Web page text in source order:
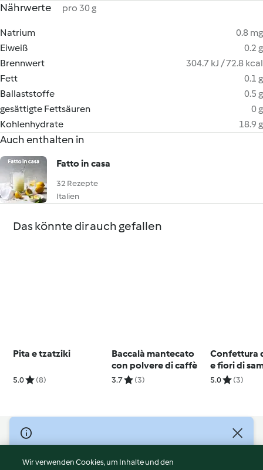
Nährwerte pro 30 g
Natrium
0.8 mg
Eiweiß
0.2 g
Brennwert
304.7 kJ / 72.8 kcal
Fett
0.1 g
Ballaststoffe
0.5 g
gesättigte Fettsäuren
0 g
Kohlenhydrate
18.9 g
Auch enthalten in
Fatto in casa
32 Rezepte
Italien
Das könnte dir auch gefallen
Pita e tzatziki
5.0 (8)
Baccalà mantecato
con polvere di caffè
3.7 (3)
Confettura
e fiori di
5.0 (3)
© Copyright 2026
Nutzungsbedingungen
Wir verwenden Cookies, um Inhalte und den